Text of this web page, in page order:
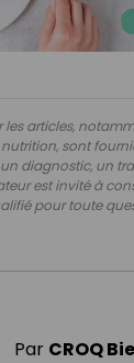
articles,
sont
diagnostic, un
est invité à
pour toute
Par CROQ